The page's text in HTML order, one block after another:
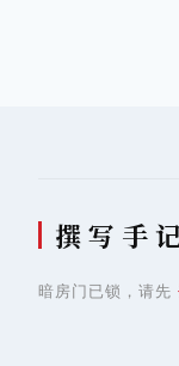
撰 写 手 记
暗房门已锁，请先